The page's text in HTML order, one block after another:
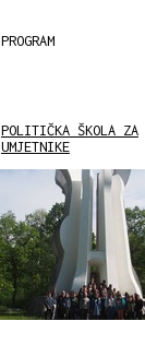
PROGRAM
POLITIČKA ŠKOLA ZA
UMJETNIKE